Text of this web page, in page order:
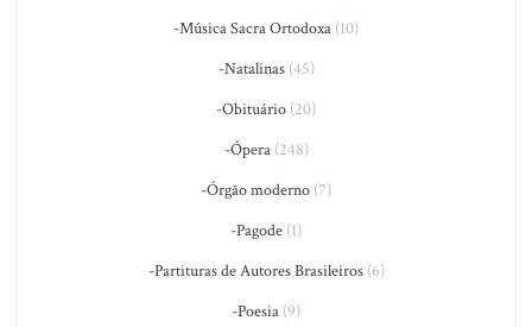
-Música Sacra Ortodoxa (10)
-Natalinas(45)
-Obituário (20)
-Ópera(248)
-Órgão moderno (7)
-Pagode (1)
-Partituras de Autores Brasileiros(6)
-Poesia (9)